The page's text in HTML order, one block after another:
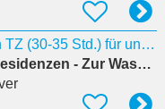
Pflegehelfer (m/w/d) in TZ (30-35 Std.) für unsere neue Residenz "Zur Wasserstadt"
Alloheim Senioren-Residenzen - Zur Wasserstadt